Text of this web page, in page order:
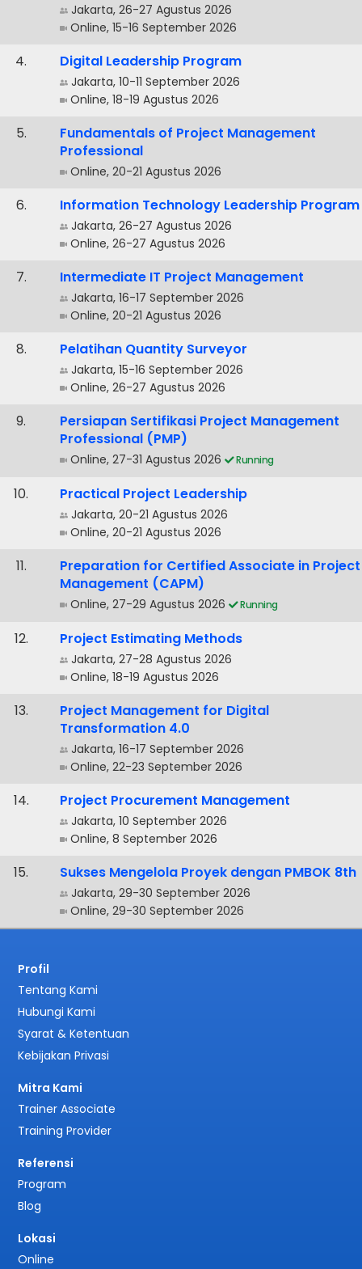
Jakarta, 26-27 Agustus 2026
Online, 15-16 September 2026
. Digital Leadership Program
Jakarta, 10-11 September 2026
Online, 18-19 Agustus 2026
.
Fundamentals of Project Management
Professional
Online, 20-21 Agustus 2026
. Information Technology Leadership Program
Jakarta, 26-27 Agustus 2026
Online, 26-27 Agustus 2026
. Intermediate IT Project Management
Jakarta, 16-17 September 2026
Online, 20-21 Agustus 2026
. Pelatihan Quantity Surveyor
Jakarta, 15-16 September 2026
Online, 26-27 Agustus 2026
.
Persiapan Sertifikasi Project Management
Professional (PMP)
Online, 27-31 Agustus 2026 Running
. Practical Project Leadership
Jakarta, 20-21 Agustus 2026
Online, 20-21 Agustus 2026
.
Preparation for Certified Associate in Project
Management (CAPM)
Online, 27-29 Agustus 2026 Running
. Project Estimating Methods
Jakarta, 27-28 Agustus 2026
Online, 18-19 Agustus 2026
.
Project Management for Digital
Transformation 4.0
Jakarta, 16-17 September 2026
Online, 22-23 September 2026
. Project Procurement Management
Jakarta, 10 September 2026
Online, 8 September 2026
. Sukses Mengelola Proyek dengan PMBOK 8th
Jakarta, 29-30 September 2026
Online, 29-30 September 2026
Profil
Tentang Kami
Hubungi Kami
Syarat & Ketentuan
Kebijakan Privasi
Mitra Kami
Trainer Associate
Training Provider
Referensi
Program
Blog
Lokasi
Online